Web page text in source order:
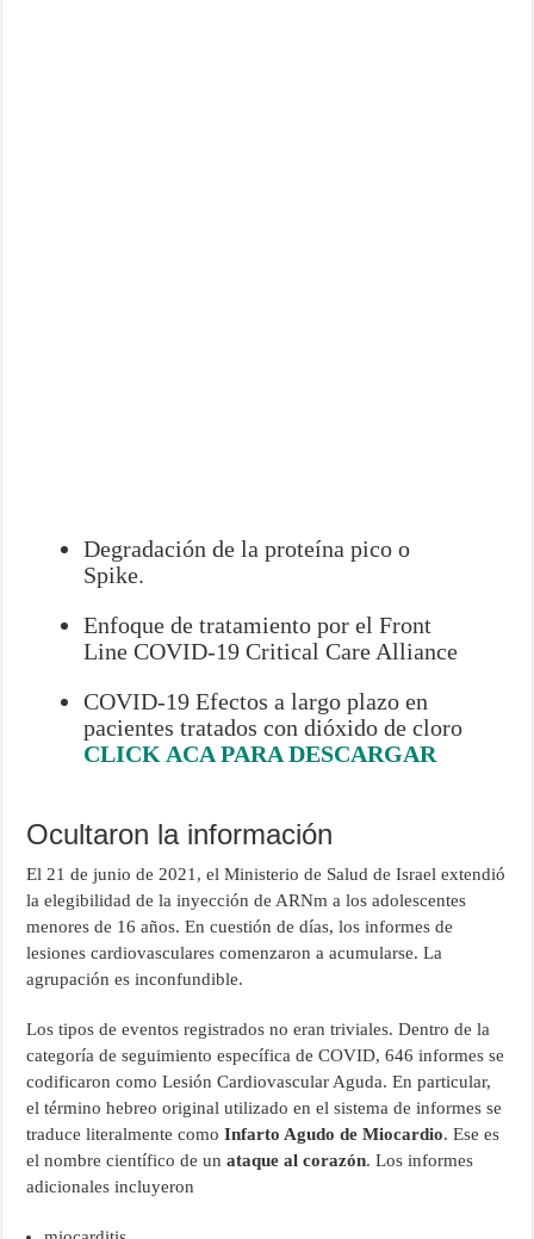
Degradación de la proteína pico o
Spike.
Enfoque de tratamiento por el Front
Line COVID-19 Critical Care Alliance
COVID-19 Efectos a largo plazo en
pacientes tratados con dióxido de cloro
CLICK ACA PARA DESCARGAR
Ocultaron la información
El 21 de junio de 2021, el Ministerio de Salud de Israel extendió
la elegibilidad de la inyección de ARNm a los adolescentes
menores de 16 años. En cuestión de días, los informes de
lesiones cardiovasculares comenzaron a acumularse. La
agrupación es inconfundible.
Los tipos de eventos registrados no eran triviales. Dentro de la
categoría de seguimiento específica de COVID, 646 informes se
codificaron como Lesión Cardiovascular Aguda. En particular,
el término hebreo original utilizado en el sistema de informes se
traduce literalmente comoInfarto Agudo de Miocardio. Ese es
el nombre científico de unataque al corazón. Los informes
adicionales incluyeron